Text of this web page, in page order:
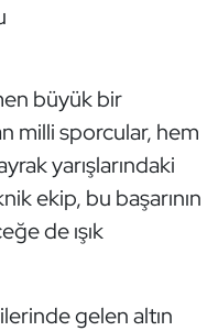
büyük bir
milli sporcular, hem
yarışlarındaki
ekip, bu başarının
de ışık
gelen altın